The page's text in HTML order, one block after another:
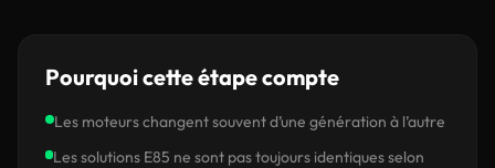
Pourquoi cette étape compte
Les moteurs changent souvent d’une génération à l’autre
Les solutions E85 ne sont pas toujours identiques selon